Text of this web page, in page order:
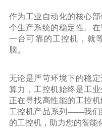
作为工业自动化的核心
个生产系统的稳定性。
一台可靠的工控机，就
脑。
无论是严苛环境下的稳
算力，工控机始终是工
正在寻找高性能的工控
工控机产品系列——我们
的工控机，助力您的智能